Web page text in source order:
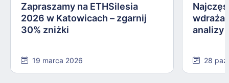
Zapraszamy na ETHSilesia
2026 w Katowicach – zgarnij
30% zniżki
19 marca 2026
analizy
28